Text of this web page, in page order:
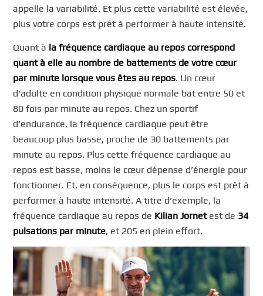
appelle la variabilité. Et plus cette variabilité est élevée,
plus votre corps est prêt à performer à haute intensité.
Quant à la fréquence cardiaque au repos correspond
quant à elle au nombre de battements de votre cœur
par minute lorsque vous êtes au repos. Un cœur
d’adulte en condition physique normale bat entre 50 et
80 fois par minute au repos. Chez un sportif
d’endurance, la fréquence cardiaque peut être
beaucoup plus basse, proche de 30 battements par
minute au repos. Plus cette fréquence cardiaque au
repos est basse, moins le cœur dépense d’énergie pour
fonctionner. Et, en conséquence, plus le corps est prêt à
performer à haute intensité. A titre d’exemple, la
fréquence cardiaque au repos de Kilian Jornet est de 34
pulsations par minute, et 205 en plein effort.